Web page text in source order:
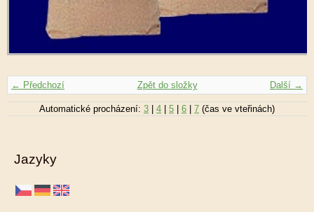
← Předchozí Další →
Zpět do složky
Automatické procházení: 3 4 5 6 7 (čas ve vteřinách)
Jazyky